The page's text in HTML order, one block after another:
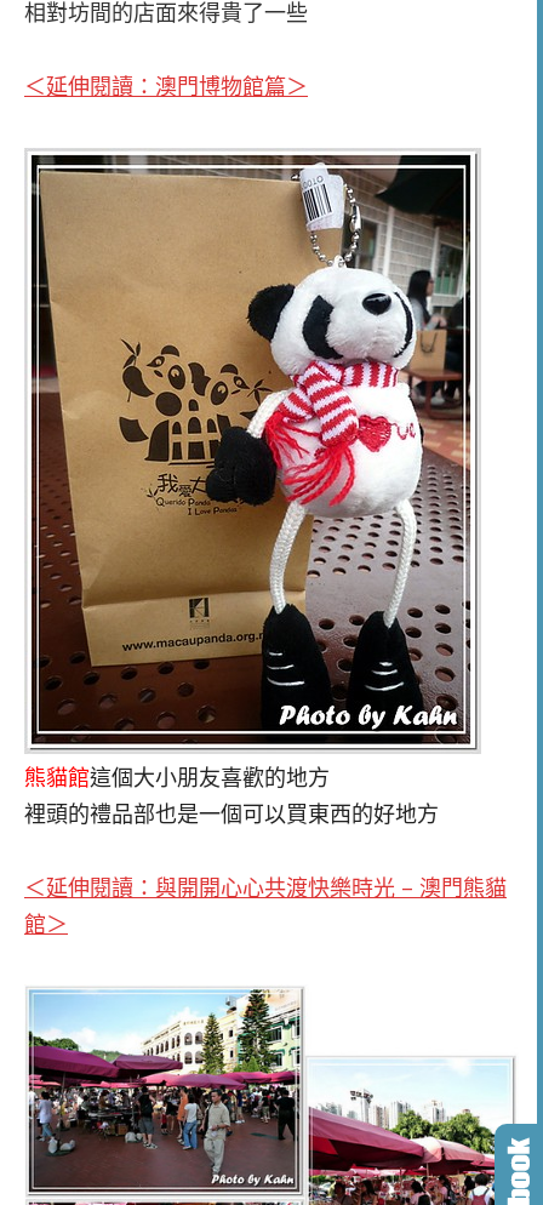
相對坊間的店面來得貴了一些
＜延伸閱讀：澳門博物館篇＞
熊貓館這個大小朋友喜歡的地方
裡頭的禮品部也是一個可以買東西的好地方
＜延伸閱讀：與開開心心共渡快樂時光 – 澳門熊貓
館＞